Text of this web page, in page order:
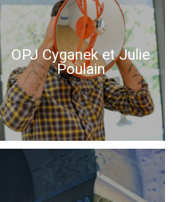
OPJ Cyganek et Julie
Poulain